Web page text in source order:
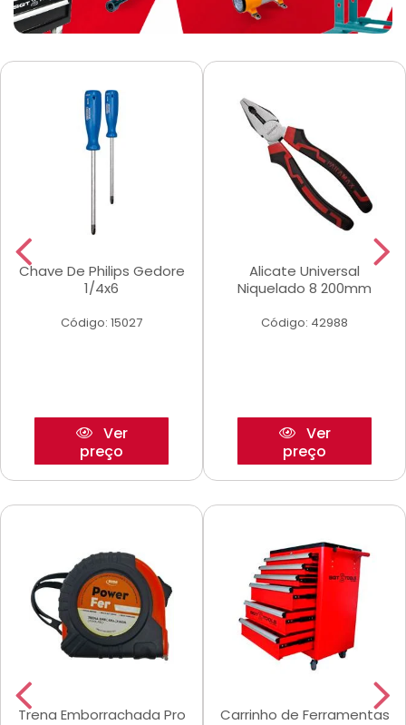
Chave De Philips Gedore
1/4x6
Código: 15027
Ver
preço
Alicate Universal
Niquelado 8 200mm
Código: 42988
Ver
preço
Trena Emborrachada Pro
Carrinho de Ferramentas